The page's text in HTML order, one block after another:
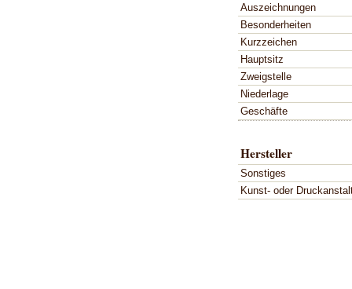
Auszeichnungen
Besonderheiten
Kurzzeichen
Hauptsitz
Zweigstelle
Niederlage
Geschäfte
Hersteller
Sonstiges
Kunst- oder